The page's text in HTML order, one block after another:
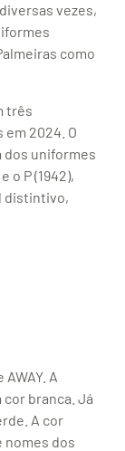
vezes,
como
três
2024. O
dos uniformes
o P (1942),
distintivo,
A
cor branca. Já
A cor
nomes dos